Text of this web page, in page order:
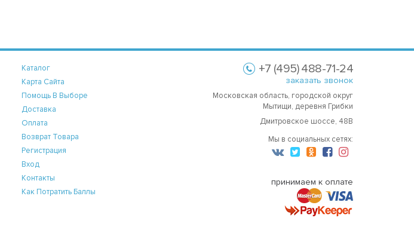
Каталог
Карта Сайта
Помощь В Выборе
Доставка
Оплата
Возврат Товара
Регистрация
Вход
Контакты
Как Потратить Баллы
+7 (495) 488-71-24
заказать звонок
Московская область, городской округ
Мытищи, деревня Грибки
Дмитровское шоссе, 48В
Мы в социальных сетях:
принимаем к оплате